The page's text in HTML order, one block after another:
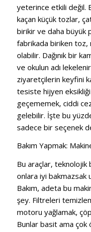
yeterince etkili değil.
kaçan küçük tozlar,
birikir ve daha büyük
fabrikada biriken toz,
olabilir. Dağınık bir
ve okulun adı
ziyaretçilerin keyfini
tesiste hijyen
geçememek, ciddi
gelebilir. İşte bu
sadece bir seçenek
Bakım Yapmak:
Bu araçlar,
onlara iyi bakmazsak
Bakım, adeta bu
şey. Filtreleri
motoru yağlamak,
Bunlar basit ama çok